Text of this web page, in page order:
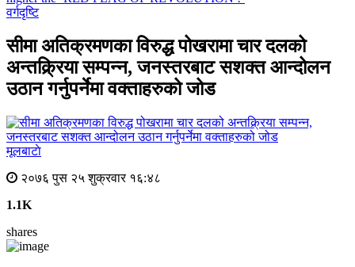
वर्गदृष्टि
सीमा अतिक्रमणका विरुद्ध पोखरामा चार दलको
अन्तक्र्रिया सम्पन्न, जनस्तरबाट सशक्त आन्दोलन
उठान गर्नुपर्नेमा वक्ताहरुको जोड
मूलबाटाे
२०७६ पुस २५ शुक्रवार १६:४८
1.1K
shares